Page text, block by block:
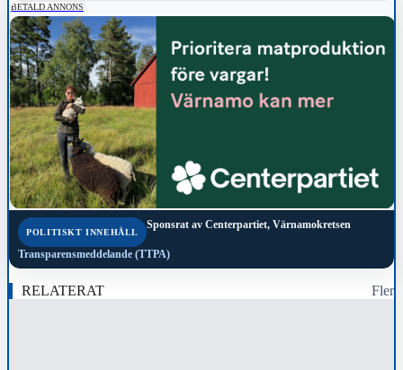
BETALD ANNONS
POLITISKT INNEHÅLL
Sponsrat av Centerpartiet, Värnamokretsen
Transparensmeddelande (TTPA)
RELATERAT Fler